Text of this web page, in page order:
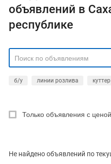
объявлений в
республике
б/у линии розлива куттер
РЕГИОН Выбрать регион
РУБРИКА
Только объявления с ценой
Не найдено объявлений по